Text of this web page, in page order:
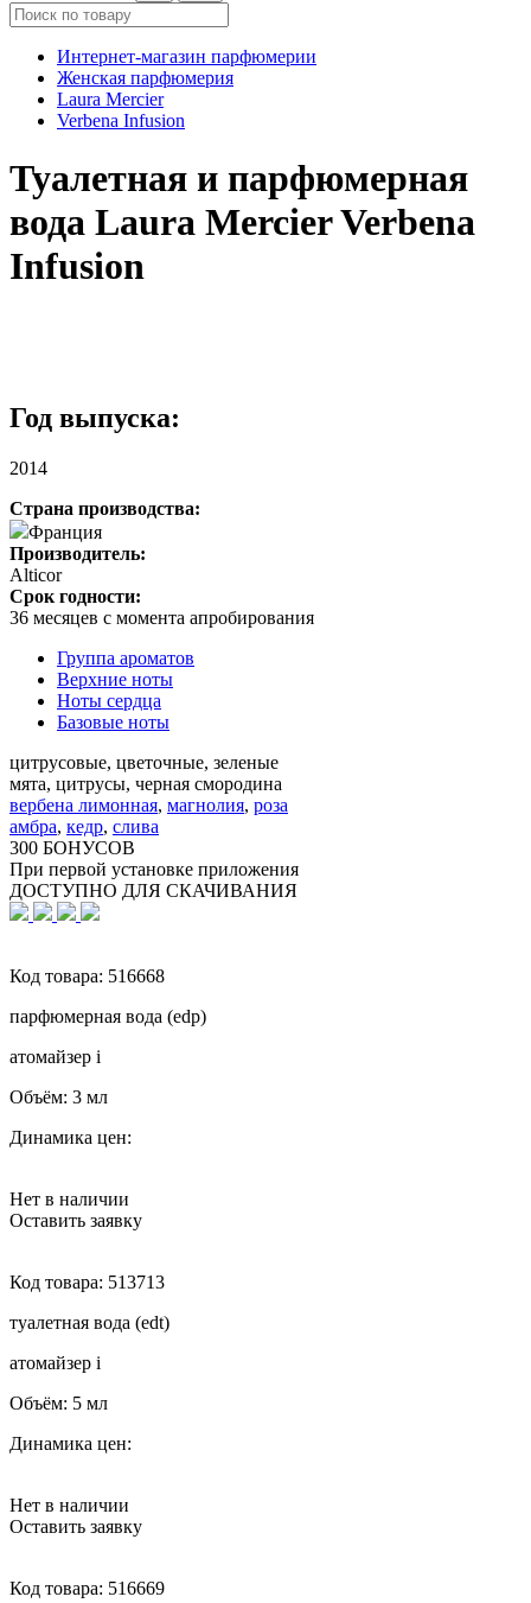
Интернет-магазин парфюмерии
Женская парфюмерия
Laura Mercier
Verbena Infusion
Туалетная и парфюмерная
вода Laura Mercier Verbena
Infusion
Год выпуска:
2014
Страна производства:
Франция
Производитель:
Alticor
Срок годности:
36 месяцев с момента апробирования
Группа ароматов
Верхние ноты
Ноты сердца
Базовые ноты
цитрусовые, цветочные, зеленые
мята, цитрусы, черная смородина
вербена лимонная, магнолия, роза
амбра, кедр, слива
300 БОНУСОВ
При первой установке приложения
ДОСТУПНО ДЛЯ СКАЧИВАНИЯ
Код товара: 516668
парфюмерная вода (edp)
атомайзер i
Объём: 3 мл
Динамика цен:
Нет в наличии
Оставить заявку
Код товара: 513713
туалетная вода (edt)
атомайзер i
Объём: 5 мл
Динамика цен:
Нет в наличии
Оставить заявку
Код товара: 516669